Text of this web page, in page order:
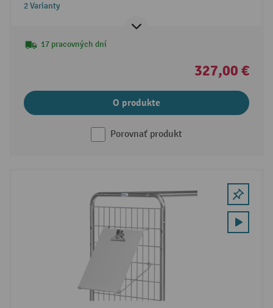
2 Varianty
17 pracovných dní
327,00 €
O produkte
Porovnať produkt